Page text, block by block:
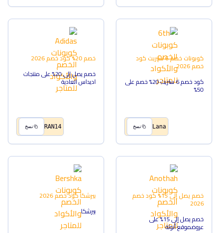
كوبونات خصم 6 ستريت كود
خصم2026
كود خصم 6 ستريت 20% خصم على
50%
Lana نسخ
خصم 20% كود خصم2026
خصم يصل إلى 20% على منتجات
اديداس العادية
RAN14 نسخ
خصم يصل إلى 15% كود خصم
2026
خصم يصل إلى 15% على
عروضموقع أنوثة
بيرشكاكود خصم2026
بيرشكا